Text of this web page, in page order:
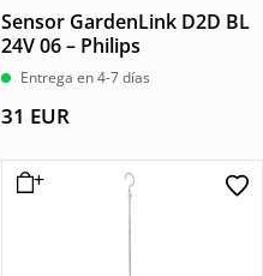
Sensor GardenLink D2D BL
24V 06 – Philips
Entrega en 4-7 días
31 EUR